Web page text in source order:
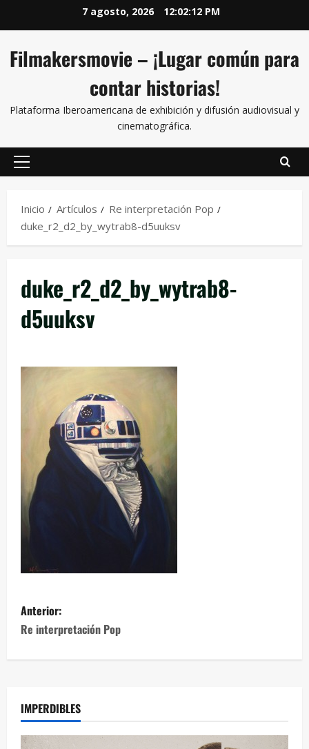
7 agosto, 2026 12:02:12 PM
Filmakersmovie – ¡Lugar común para
contar historias!
Plataforma Iberoamericana de exhibición y difusión audiovisual y
cinematográfica.
Inicio Artículos
Re interpretación Pop
duke_r2_d2_by_wytrab8-d5uuksv
duke_r2_d2_by_wytrab8-
d5uuksv
Anterior:
Re interpretación Pop
IMPERDIBLES